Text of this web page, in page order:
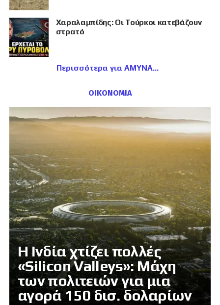
Χαραλαμπίδης: Οι Τούρκοι κατεβάζουν
στρατό
Περισσότερα για ΑΜΥΝΑ
ΟΙΚΟΝΟΜΙΑ
Η Ινδία χτίζει πολλές
«Silicon Valleys»: Μάχη
των πολιτειών για μια
αγορά 150 δισ. δολαρίων